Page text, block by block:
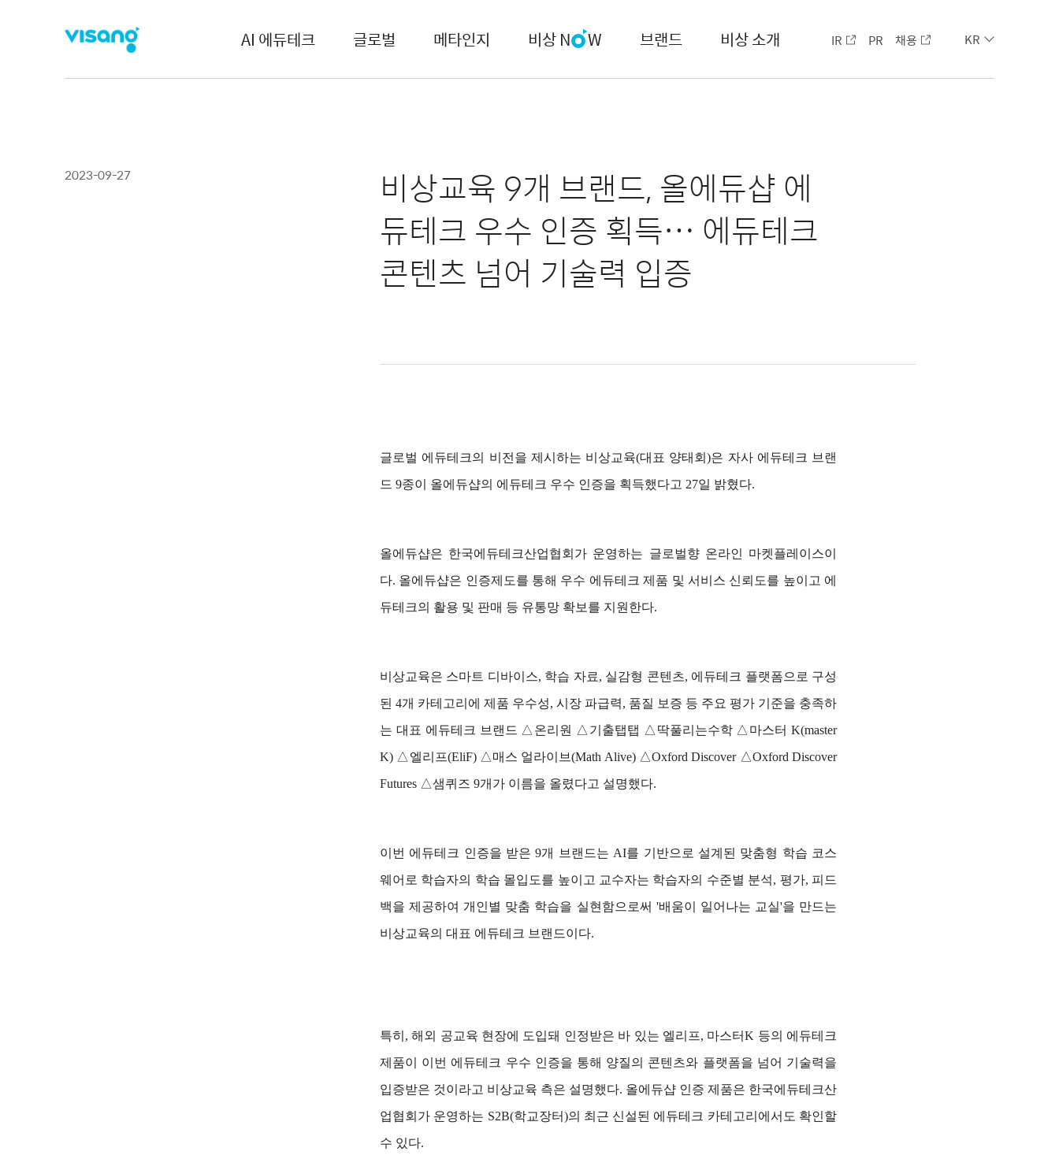
AI 에듀테크 글로벌 메타인지 비상 N W 브랜드 비상 소개 IR PR 채용 KR
2023-09-27
비상교육 9개 브랜드, 올에듀샵 에
듀테크 우수 인증 획득… 에듀테크
콘텐츠 넘어 기술력 입증
글로벌 에듀테크의 비전을 제시하는 비상교육(대표 양태회)은 자사 에듀테크 브랜
드 9종이 올에듀샵의 에듀테크 우수 인증을 획득했다고 27일 밝혔다.
올에듀샵은 한국에듀테크산업협회가 운영하는 글로벌향 온라인 마켓플레이스이
다. 올에듀샵은 인증제도를 통해 우수 에듀테크 제품 및 서비스 신뢰도를 높이고 에
듀테크의 활용 및 판매 등 유통망 확보를 지원한다.
비상교육은 스마트 디바이스, 학습 자료, 실감형 콘텐츠, 에듀테크 플랫폼으로 구성
된 4개 카테고리에 제품 우수성, 시장 파급력, 품질 보증 등 주요 평가 기준을 충족하
는 대표 에듀테크 브랜드 △온리원 △기출탭탭 △딱풀리는수학 △마스터 K(master
K) △엘리프(EliF) △매스 얼라이브(Math Alive) △Oxford Discover △Oxford Discover
Futures △샘퀴즈 9개가 이름을 올렸다고 설명했다.
이번 에듀테크 인증을 받은 9개 브랜드는 AI를 기반으로 설계된 맞춤형 학습 코스
웨어로 학습자의 학습 몰입도를 높이고 교수자는 학습자의 수준별 분석, 평가, 피드
백을 제공하여 개인별 맞춤 학습을 실현함으로써 '배움이 일어나는 교실'을 만드는
비상교육의 대표 에듀테크 브랜드이다.
특히, 해외 공교육 현장에 도입돼 인정받은 바 있는 엘리프, 마스터K 등의 에듀테크
제품이 이번 에듀테크 우수 인증을 통해 양질의 콘텐츠와 플랫폼을 넘어 기술력을
입증받은 것이라고 비상교육 측은 설명했다. 올에듀샵 인증 제품은 한국에듀테크산
업협회가 운영하는 S2B(학교장터)의 최근 신설된 에듀테크 카테고리에서도 확인할
수 있다.